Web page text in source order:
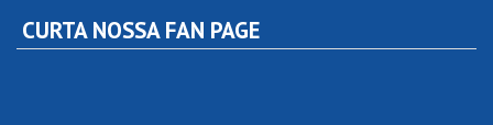
CURTA NOSSA FAN PAGE